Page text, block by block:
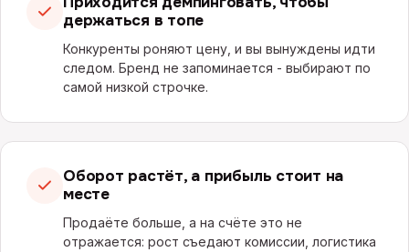
держаться в топе
Конкуренты роняют цену, и вы вынуждены идти
следом. Бренд не запоминается - выбирают по
самой низкой строчке.
Оборот растёт, а прибыль стоит на
месте
Продаёте больше, а на счёте это не
отражается: рост съедают комиссии, логистика